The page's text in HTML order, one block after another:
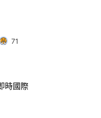
71
時國際